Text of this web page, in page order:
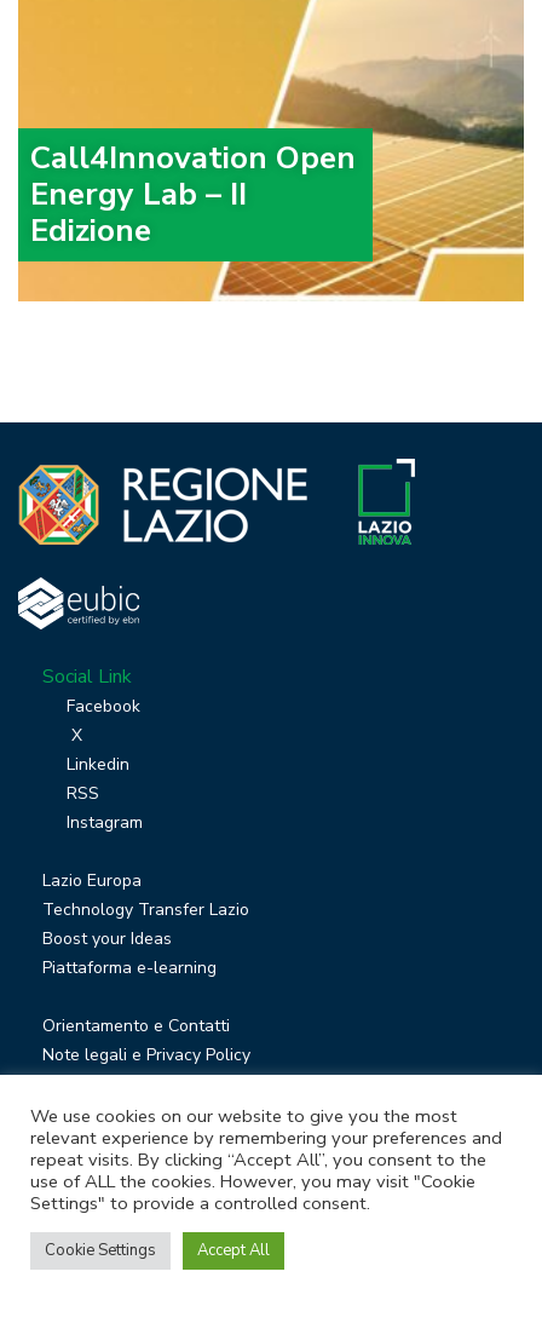
Call4Innovation Open
Energy Lab – II
Edizione
Social Link
Facebook
X
Linkedin
RSS
Instagram
Lazio Europa
Technology Transfer Lazio
Boost your Ideas
Piattaforma e-learning
Orientamento e Contatti
Note legali e Privacy Policy
Società trasparente
Whistleblowing
© Lazio Innova S.p.A. società soggetta a direzione e
coordinamento della Regione Lazio
Sede legale Via Marco Aurelio 26 A - 00184 Roma
We use cookies on our website to give you the most
relevant experience by remembering your preferences and
repeat visits. By clicking “Accept All”, you consent to the
use of ALL the cookies. However, you may visit "Cookie
Settings" to provide a controlled consent.
Cookie Settings Accept All